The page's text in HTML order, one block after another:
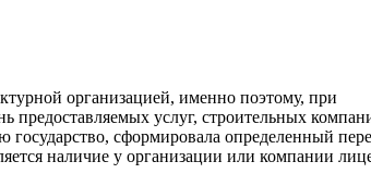
организацией, именно поэтому, при
предоставляемых услуг, строительных
сформировала определенный
наличие у организации или компании